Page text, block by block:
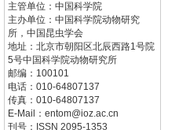
主管单位： 中国科学院
主办单位： 中国科学院动物研究
所，中国昆虫学会
地址： 北京市朝阳区北辰西路1号院
5号中国科学院动物研究所
邮编： 100101
电话： 010-64807137
传真： 010-64807137
E-Mail： entom@ioz.ac.cn
刊号： ISSN 2095-1353